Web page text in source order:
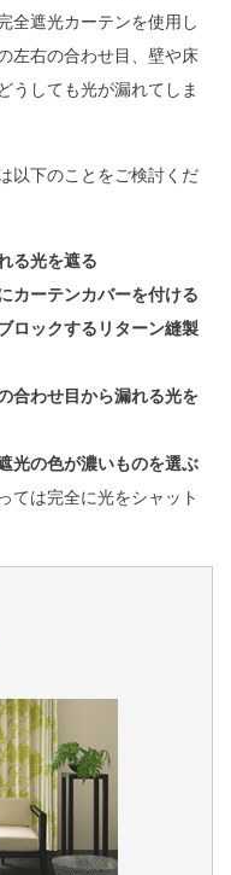
全遮光カーテンを使用し
左右の合わせ目、壁や床
うしても光が漏れてしま
以下のことをご検討くだ
る光を遮る
カーテンカバーを付ける
ロックするリターン縫製
合わせ目から漏れる光を
光の色が濃いものを選ぶ
ては完全に光をシャット